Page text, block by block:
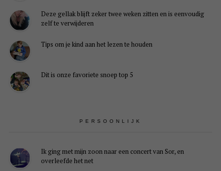
Deze gellak blijft zeker twee weken zitten en is eenvoudig
zelf te verwijderen
Tips om je kind aan het lezen te houden
Dit is onze favoriete snoep top 5
PERSOONLIJK
Ik ging met mijn zoon naar een concert van Sor, en
overleefde het net